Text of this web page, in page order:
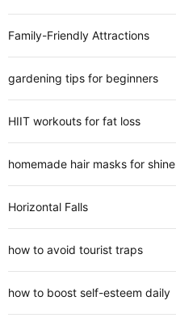
Family-Friendly Attractions
gardening tips for beginners
HIIT workouts for fat loss
homemade hair masks for shine
Horizontal Falls
how to avoid tourist traps
how to boost self-esteem daily